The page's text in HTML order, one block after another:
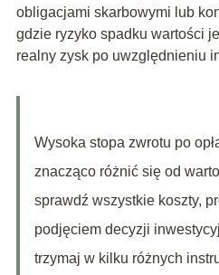
obligacjami skarbowymi lub
gdzie ryzyko spadku wartości
realny zysk po uwzględnieniu
Wysoka stopa zwrotu po
znacząco różnić się od
sprawdź wszystkie koszty,
podjęciem decyzji
trzymaj w kilku różnych